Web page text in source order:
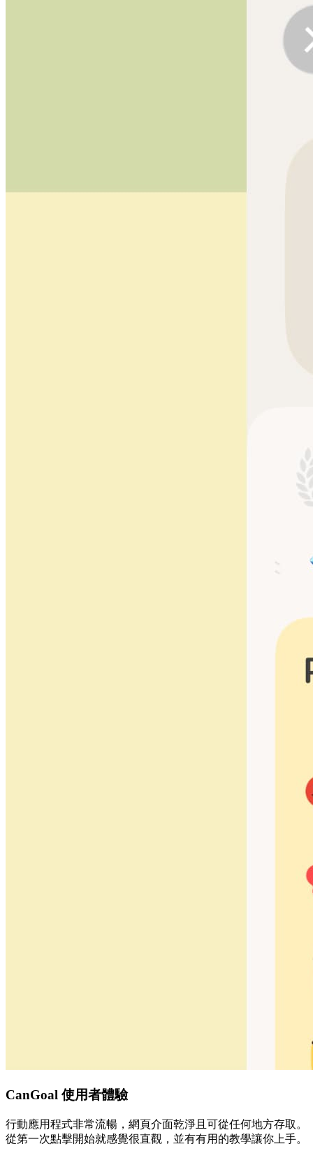
CanGoal 使用者體驗
行動應用程式非常流暢，網頁介面乾淨且可從任何地方存取。
從第一次點擊開始就感覺很直觀，並有有用的教學讓你上手。